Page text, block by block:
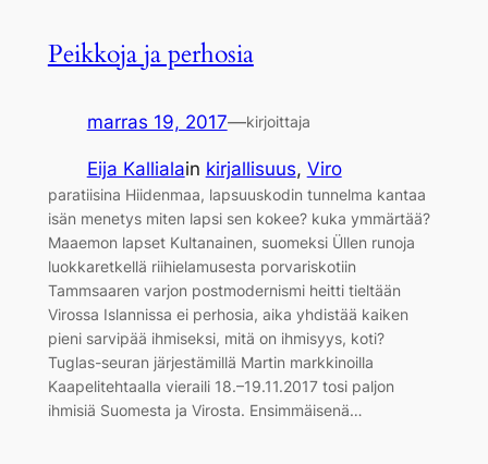
Peikkoja ja perhosia
marras 19, 2017—kirjoittaja
Eija Kallialain kirjallisuus, Viro
paratiisina Hiidenmaa, lapsuuskodin tunnelma kantaa
isän menetys miten lapsi sen kokee? kuka ymmärtää?
Maaemon lapset Kultanainen, suomeksi Üllen runoja
luokkaretkellä riihielamusesta porvariskotiin
Tammsaaren varjon postmodernismi heitti tieltään
Virossa Islannissa ei perhosia, aika yhdistää kaiken
pieni sarvipää ihmiseksi, mitä on ihmisyys, koti?
Tuglas-seuran järjestämillä Martin markkinoilla
Kaapelitehtaalla vieraili 18.–19.11.2017 tosi paljon
ihmisiä Suomesta ja Virosta. Ensimmäisenä…